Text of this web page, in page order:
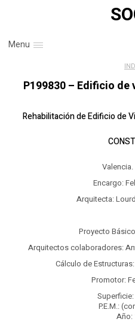
Menu
P199830 – Edificio
Rehabilitación de Edificio de
Encargo:
Arquitecta:
Proyecto
Arquitectos colaboradores:
Cálculo de
Promotor:
P.E.M.:
Año: